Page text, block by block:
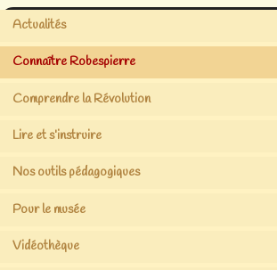
Actualités
Connaître Robespierre
Comprendre la Révolution
Lire et s’instruire
Nos outils pédagogiques
Pour le musée
Vidéothèque